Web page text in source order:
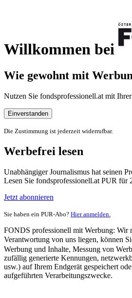
Willkommen bei
Wie gewohnt mit
Nutzen Sie fondsprofessionell.at mit
Einverstanden
Die Zustimmung ist jederzeit widerrufbar.
Werbefrei lesen
Unabhängiger Journalismus hat seinen
Lesen Sie fondsprofessionell.at PUR
Jetzt abonnieren
Sie haben ein PUR-Abo? Hier anmelden.
FONDS professionell mit Werbung: Wir
Verantwortung von uns liegen, können
Werbung und Inhalte, Messung von
zufällig generierte Kennungen,
usw.) auf Ihrem Endgerät gespeichert
aufgeführten Verarbeitungszwecke.